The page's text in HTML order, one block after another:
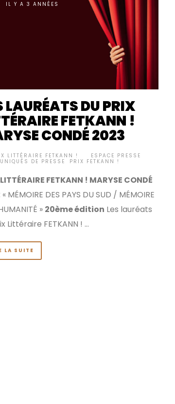
IL Y A 3 ANNÉES
LAURÉATS DU PRIX
FETKANN !
CONDÉ 2023
LITTÉRAIRE FETKANN ! ESPACE PRESSE
DE PRESSE
PRIX FETKANN !
FETKANN ! MARYSE CONDÉ
« MÉMOIRE DES PAYS DU SUD / MÉMOIRE
» 20ème édition Les lauréats
Littéraire FETKANN ! …
LA SUITE